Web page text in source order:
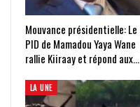
Mouvance présidentielle: Le
PID de Mamadou Yaya Wane
rallie Kiiraay et répond aux…
LA UNE